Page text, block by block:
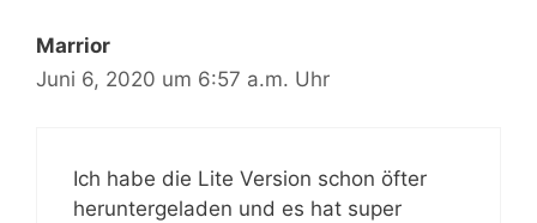
Marrior
Juni 6, 2020 um 6:57 a.m. Uhr
Ich habe die Lite Version schon öfter
heruntergeladen und es hat super